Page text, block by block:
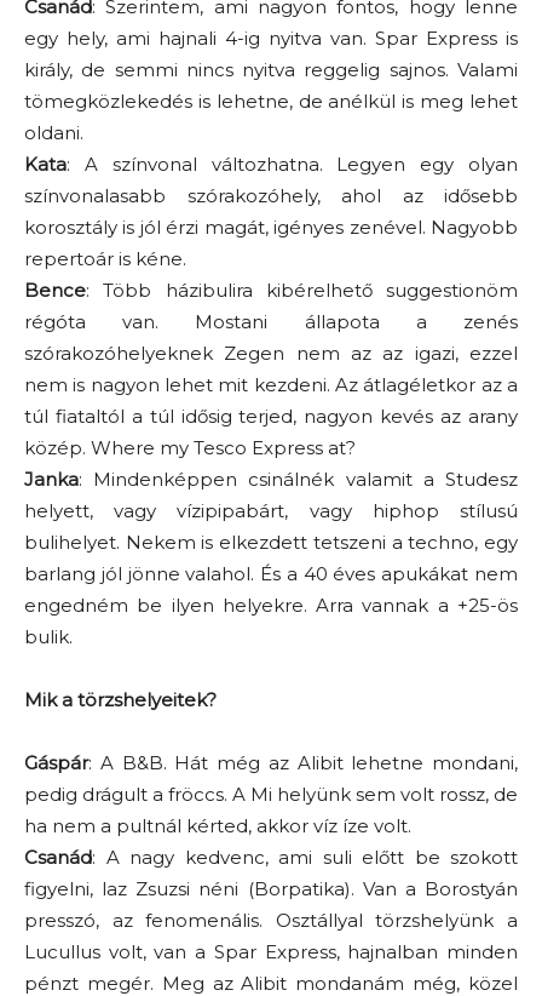
Csanád: Szerintem, ami nagyon fontos, hogy lenne
egy hely, ami hajnali 4-ig nyitva van. Spar Express is
király, de semmi nincs nyitva reggelig sajnos. Valami
tömegközlekedés is lehetne, de anélkül is meg lehet
oldani.
Kata: A színvonal változhatna. Legyen egy olyan
színvonalasabb szórakozóhely, ahol az idősebb
korosztály is jól érzi magát, igényes zenével. Nagyobb
repertoár is kéne.
Bence: Több házibulira kibérelhető suggestionöm
régóta van. Mostani állapota a zenés
szórakozóhelyeknek Zegen nem az az igazi, ezzel
nem is nagyon lehet mit kezdeni. Az átlagéletkor az a
túl fiataltól a túl idősig terjed, nagyon kevés az arany
közép. Where my Tesco Express at?
Janka: Mindenképpen csinálnék valamit a Studesz
helyett, vagy vízipipabárt, vagy hiphop stílusú
bulihelyet. Nekem is elkezdett tetszeni a techno, egy
barlang jól jönne valahol. És a 40 éves apukákat nem
engedném be ilyen helyekre. Arra vannak a +25-ös
bulik.
Mik a törzshelyeitek?
Gáspár: A B&B. Hát még az Alibit lehetne mondani,
pedig drágult a fröccs. A Mi helyünk sem volt rossz, de
ha nem a pultnál kérted, akkor víz íze volt.
Csanád: A nagy kedvenc, ami suli előtt be szokott
figyelni, laz Zsuzsi néni (Borpatika). Van a Borostyán
presszó, az fenomenális. Osztállyal törzshelyünk a
Lucullus volt, van a Spar Express, hajnalban minden
pénzt megér. Meg az Alibit mondanám még, közel